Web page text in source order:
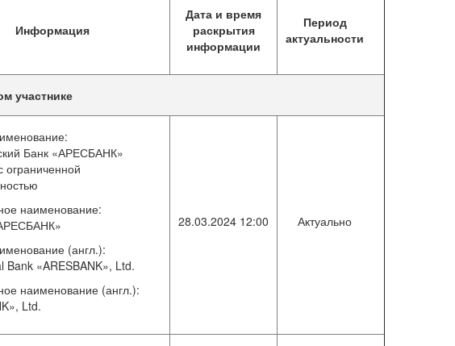
Информация
Дата и время
раскрытия
информации
Период
актуальности
участнике
Банк «АРЕСБАНК»
ограниченной
наименование:
(англ.):
Bank «ARESBANK», Ltd.
наименование (англ.):
Ltd.
28.03.2024 12:00 Актуально